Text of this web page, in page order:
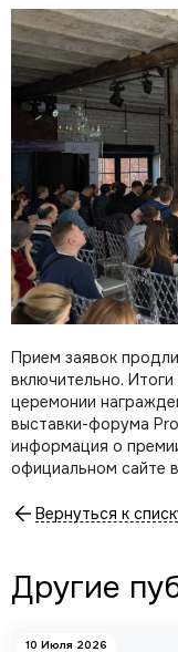
Прием заявок
включительно.
церемонии
выставки-форума
информация о
официальном сайте
Вернуться к
Другие
10 Июля 2026